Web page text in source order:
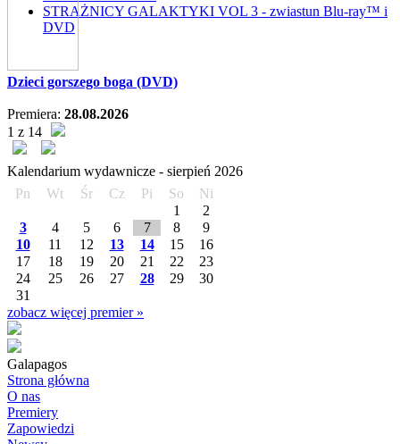
STRAŻNICY GALAKTYKI VOL 3 - zwiastun Blu-ray™ i
DVD
Dzieci gorszego boga (DVD)
Premiera: 28.08.2026
1 z 14
Kalendarium wydawnicze - sierpień 2026
Pn
Wt Śr Cz Pi So
Ni
1
2
3
4 5 6 7 8
9
10
11 12 13 14 15
16
17
18 19 20 21 22
23
24
25 26 27 28 29
30
31
zobacz więcej premier »
Galapagos
Strona główna
O nas
Premiery
Zapowiedzi